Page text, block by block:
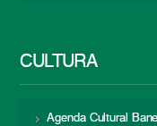
CULTURA
Agenda Cultural